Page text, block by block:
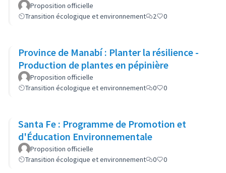
Proposition officielle
Transition écologique et environnement
2 0
Province de Manabí : Planter la résilience -
Production de plantes en pépinière
Proposition officielle
Transition écologique et environnement
0 0
Santa Fe : Programme de Promotion et
d'Éducation Environnementale
Proposition officielle
Transition écologique et environnement
0 0